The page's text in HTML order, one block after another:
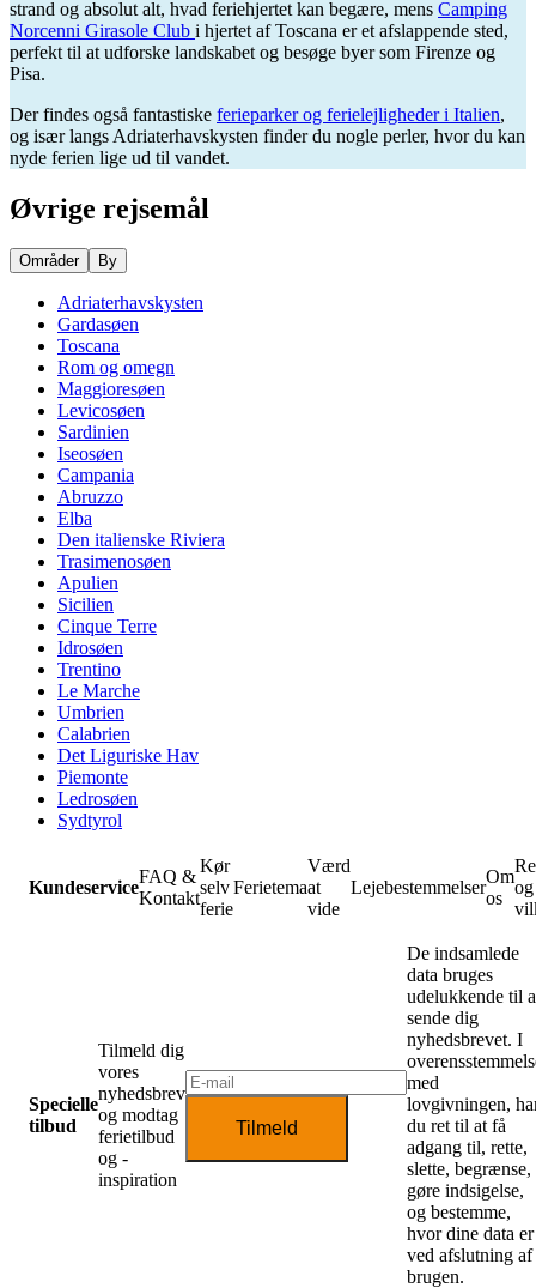
strand og absolut alt, hvad feriehjertet kan begære, mens Camping
Norcenni Girasole Club i hjertet af Toscana er et afslappende sted,
perfekt til at udforske landskabet og besøge byer som Firenze og
Pisa.
Der findes også fantastiske ferieparker og ferielejligheder i Italien,
og især langs Adriaterhavskysten finder du nogle perler, hvor du kan
nyde ferien lige ud til vandet.
Øvrige rejsemål
Områder By
Adriaterhavskysten
Gardasøen
Toscana
Rom og omegn
Maggioresøen
Levicosøen
Sardinien
Iseosøen
Campania
Abruzzo
Elba
Den italienske Riviera
Trasimenosøen
Apulien
Sicilien
Cinque Terre
Idrosøen
Trentino
Le Marche
Umbrien
Calabrien
Det Liguriske Hav
Piemonte
Ledrosøen
Sydtyrol
Kundeservice
FAQ &
Kontakt
Kør
selv
ferie
Ferietema
Værd
at
vide
Lejebestemmelser
Om
os
og
Specielle
tilbud
Tilmeld dig
vores
nyhedsbrev
og modtag
ferietilbud
og -
inspiration
Tilmeld
De indsamlede
data bruges
udelukkende til
sende dig
nyhedsbrevet. I
med
lovgivningen,
du ret til at få
adgang til, rette,
slette, begrænse,
gøre indsigelse,
og bestemme,
hvor dine data er
ved afslutning af
brugen.